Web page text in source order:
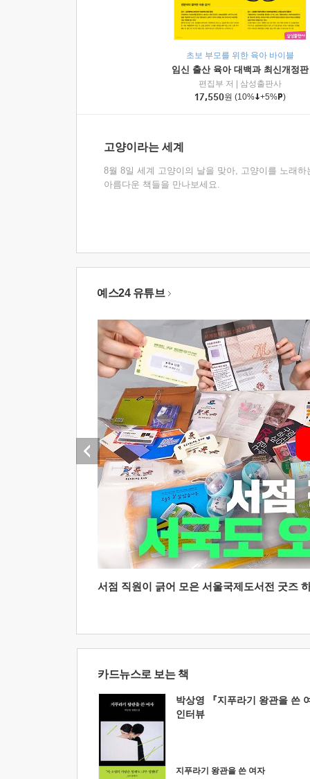
초보 부모를 위한 육아 바이블
임신 출산 육아 대백과 최신개정판
편집부 저
삼성출판사
17,550원 (10% +5% )
고양이라는 세계
8월 8일 세계 고양이의 날을 맞아, 고양이를 노래하
아름다운 책들을 만나보세요.
예스24 유튜브
서점 직원이 긁어 모은 서울국제도서전 굿즈
카드뉴스로 보는 책
박상영 『지푸라기 왕관을 쓴
인터뷰
지푸라기 왕관을 쓴 여자